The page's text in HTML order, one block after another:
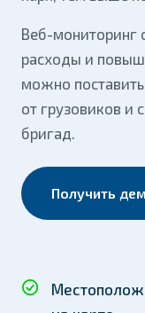
Веб-мониторинг
расходы и
можно
от грузовиков и
бригад.
Получить